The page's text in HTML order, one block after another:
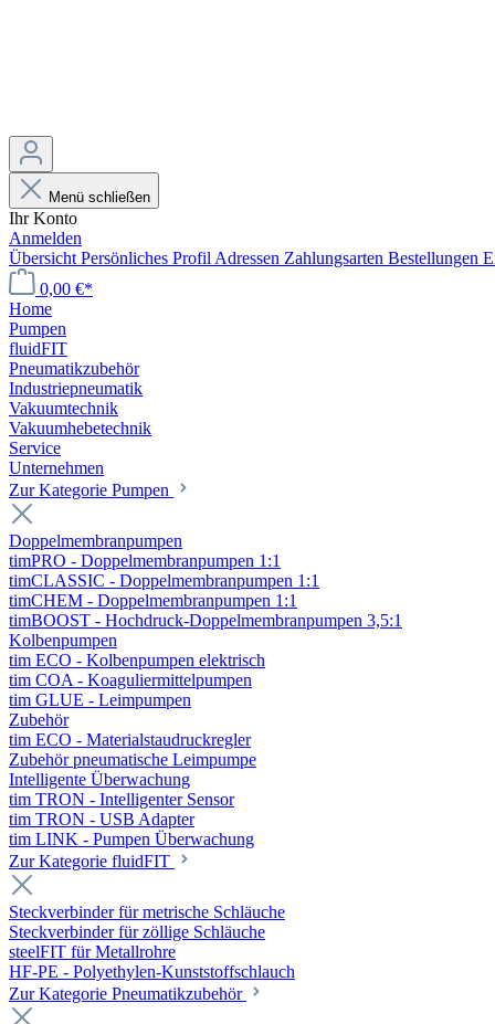
Menü schließen
Ihr Konto
Anmelden
Übersicht Persönliches Profil Adressen Zahlungsarten Bestellungen
0,00 €*
Home
Pumpen
fluidFIT
Pneumatikzubehör
Industriepneumatik
Vakuumtechnik
Vakuumhebetechnik
Service
Unternehmen
Zur Kategorie Pumpen
Doppelmembranpumpen
timPRO - Doppelmembranpumpen 1:1
timCLASSIC - Doppelmembranpumpen 1:1
timCHEM - Doppelmembranpumpen 1:1
timBOOST - Hochdruck-Doppelmembranpumpen 3,5:1
Kolbenpumpen
tim ECO - Kolbenpumpen elektrisch
tim COA - Koaguliermittelpumpen
tim GLUE - Leimpumpen
Zubehör
tim ECO - Materialstaudruckregler
Zubehör pneumatische Leimpumpe
Intelligente Überwachung
tim TRON - Intelligenter Sensor
tim TRON - USB Adapter
tim LINK - Pumpen Überwachung
Zur Kategorie fluidFIT
Steckverbinder für metrische Schläuche
Steckverbinder für zöllige Schläuche
steelFIT für Metallrohre
HF-PE - Polyethylen-Kunststoffschlauch
Zur Kategorie Pneumatikzubehör